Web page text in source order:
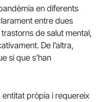
en diferents
entre dues
de salut mental,
De l’altra,
sí que s’han
pròpia i requereix